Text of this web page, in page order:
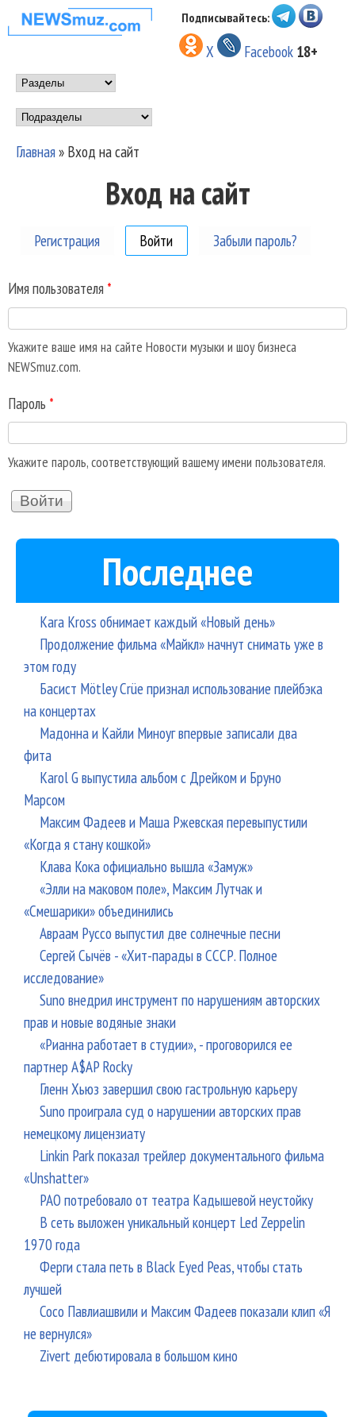
Перейти к основному
содержанию
НОВОСТИ
МУЗЫКИ И
ШОУ БИЗНЕСА
NEWSMUZ.COM
Подписывайтесь:
X Facebook 18+
Main menu
Подразделы
Вы здесь
Главная» Вход на сайт
Вход на сайт
Регистрация Войти (активная вкладка)
Забыли пароль?
Имя пользователя *
Укажите ваше имя на сайте Новости музыки и шоу бизнеса
NEWSmuz.com.
Пароль *
Укажите пароль, соответствующий вашему имени пользователя.
Последнее
Kara Kross обнимает каждый «Новый день»
Продолжение фильма «Майкл» начнут снимать уже в
этом году
Басист Mötley Crüe признал использование плейбэка
на концертах
Мадонна и Кайли Миноуг впервые записали два
фита
Karol G выпустила альбом с Дрейком и Бруно
Марсом
Максим Фадеев и Маша Ржевская перевыпустили
«Когда я стану кошкой»
Клава Кока официально вышла «Замуж»
«Элли на маковом поле», Максим Лутчак и
«Смешарики» объединились
Авраам Руссо выпустил две солнечные песни
Сергей Сычёв - «Хит-парады в СССР. Полное
исследование»
Suno внедрил инструмент по нарушениям авторских
прав и новые водяные знаки
«Рианна работает в студии», - проговорился ее
партнер A$AP Rocky
Гленн Хьюз завершил свою гастрольную карьеру
Suno проиграла суд о нарушении авторских прав
немецкому лицензиату
Linkin Park показал трейлер документального фильма
«Unshatter»
РАО потребовало от театра Кадышевой неустойку
В сеть выложен уникальный концерт Led Zeppelin
1970 года
Ферги стала петь в Black Eyed Peas, чтобы стать
лучшей
Сосо Павлиашвили и Максим Фадеев показали клип «Я
не вернулся»
Zivert дебютировала в большом кино